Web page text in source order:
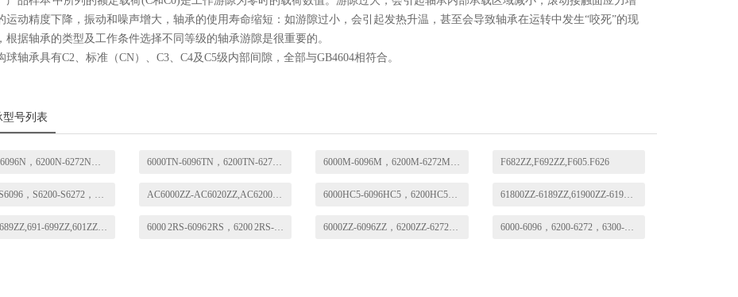
运动精度下降，振动和噪声增大，轴承的使用寿命缩短：如游隙过小，会引起发热升温，甚至会导致轴承在运转中发生“咬死”的现
根据轴承的类型及工作条件选择不同等级的轴承游隙是很重要的。
球轴承具有C2、标准（CN）、C3、C4及C5级内部间隙，全部与GB4604相符合。
型号列表
F682ZZ,F692ZZ,F605.F626
61800ZZ-6189ZZ,61900ZZ-61996ZZ
681ZZ-689ZZ,691-699ZZ,601ZZ-609ZZ,624ZZ-629ZZ,634ZZ-639ZZ 6000 2RS-6096 2RS，6200 2RS-6272 2RS，6300 2RS-6356 2RS 6000-6096，6200-6272，6300-6356，6403-6422，16001-16064